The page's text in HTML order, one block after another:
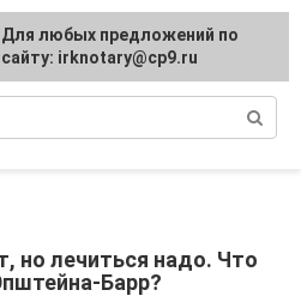
аналоги
но лечиться надо. Что
Барр?
Для любых предложений по
сайту: irknotary@cp9.ru